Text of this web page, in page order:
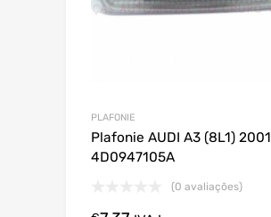
PLAFONIE
Plafonie AUDI A3 (8L1) 2001
4D0947105A
(0 avaliações)